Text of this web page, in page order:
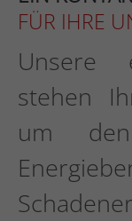
FÜR IHRE
Unsere
stehen
um